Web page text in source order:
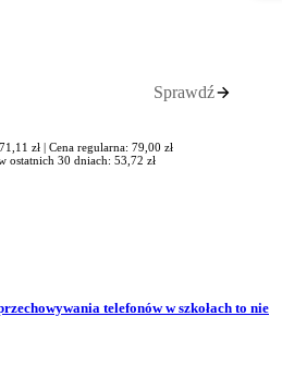
Sprawdź
zł | Cena regularna: 79,00 zł
ostatnich 30 dniach: 53,72 zł
telefonów w szkołach to nie